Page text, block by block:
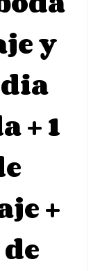
y
+ 1
+